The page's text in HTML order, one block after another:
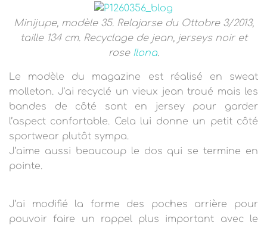
Minijupe, modèle 35. Relajarse du Ottobre 3/2013,
taille 134 cm. Recyclage de jean, jerseys noir et
rose Ilona.
Le modèle du magazine est réalisé en sweat
molleton. J’ai recyclé un vieux jean troué mais les
bandes de côté sont en jersey pour garder
l’aspect confortable. Cela lui donne un petit côté
sportwear plutôt sympa.
J’aime aussi beaucoup le dos qui se termine en
pointe.
J’ai modifié la forme des poches arrière pour
pouvoir faire un rappel plus important avec le